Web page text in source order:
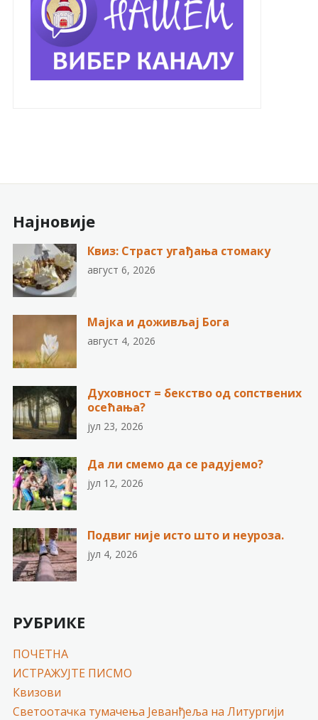
Најновије
Квиз: Страст угађања стомаку
август 6, 2026
Мајка и доживљај Бога
август 4, 2026
Духовност = бекство од сопствених
осећања?
јул 23, 2026
Да ли смемо да се радујемо?
јул 12, 2026
Подвиг није исто што и неуроза.
јул 4, 2026
РУБРИКЕ
ПОЧЕТНА
ИСТРАЖУЈТЕ ПИСМО
Квизови
Светоотачка тумачења Јеванђеља на Литургији